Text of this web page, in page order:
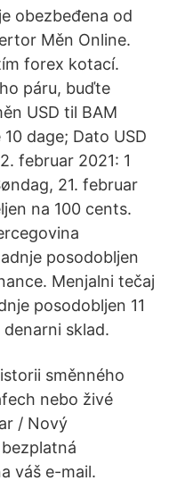
obezbeđena od
Měn Online.
forex kotací.
páru, buďte
USD til BAM
dage; Dato USD
februar 2021: 1
21. februar
na 100 cents.
posodobljen
Menjalni tečaj
posodobljen 11
sklad.
směnného
nebo živé
/ Nový
váš e-mail.